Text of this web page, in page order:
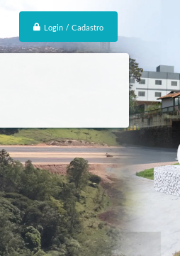
Login / Cadastro